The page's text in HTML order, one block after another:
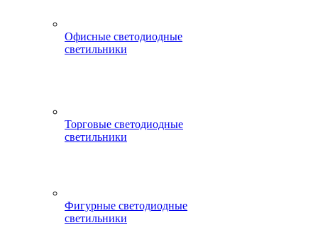
Офисные светодиодные
светильники
Торговые светодиодные
светильники
Фигурные светодиодные
светильники